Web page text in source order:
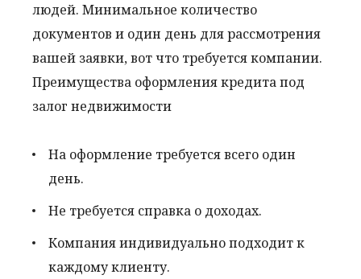
людей. Минимальное количество
документов и один день для рассмотрения
вашей заявки, вот что требуется компании.
Преимущества оформления кредита под
залог недвижимости
На оформление требуется всего один
день.
Не требуется справка о доходах.
Компания индивидуально подходит к
каждому клиенту.